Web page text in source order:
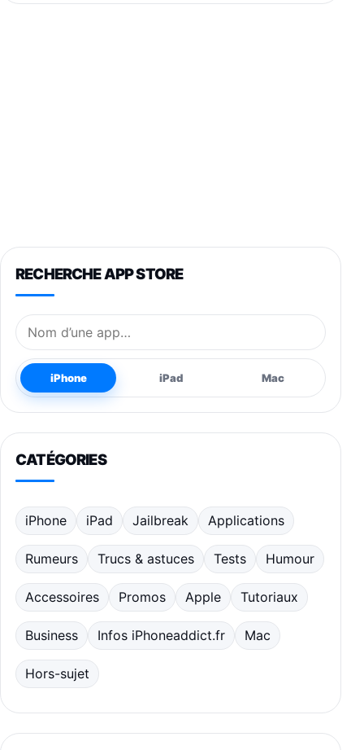
RECHERCHE APP STORE
Nom de l’application
iPhone iPad Mac
CATÉGORIES
iPhone iPad Jailbreak Applications
Rumeurs Trucs & astuces Tests Humour
Accessoires Promos Apple Tutoriaux
Business Infos iPhoneaddict.fr Mac
Hors-sujet